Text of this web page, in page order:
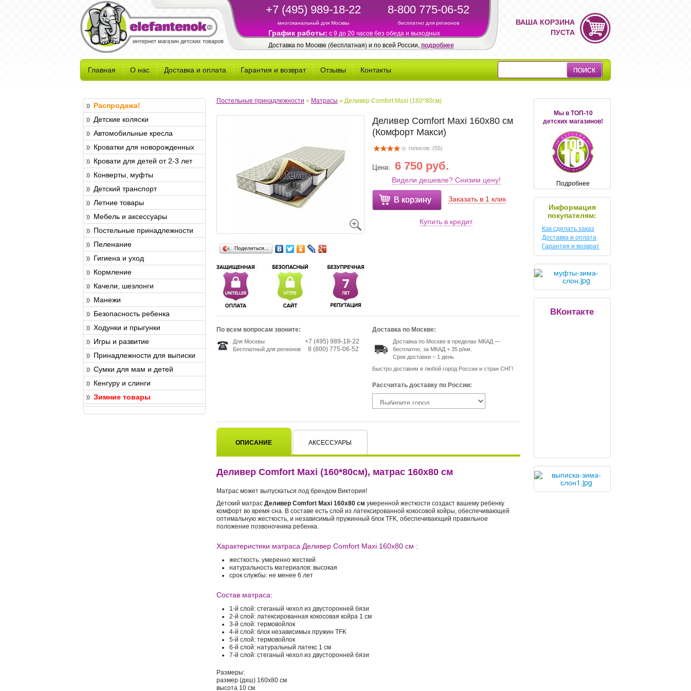
интернет магазин детских товаров
+7 (495) 989-18-22
многоканальный для Москвы
8-800 775-06-52
бесплатно для регионов
График работы: c 9 до 20 часов без обеда и выходных
Доставка по Москве (бесплатная) и по всей России, подробнее
ВАША КОРЗИНА
ПУСТА
Главная О нас Доставка и оплата Гарантия и возврат Отзывы Контакты
Распродажа!
Детские коляски
Автомобильные кресла
Кроватки для новорожденных
Кровати для детей от 2-3 лет
Конверты, муфты
Детский транспорт
Летние товары
Мебель и аксессуары
Постельные принадлежности
Пеленание
Гигиена и уход
Кормление
Качели, шезлонги
Манежи
Безопасность ребенка
Ходунки и прыгунки
Игры и развитие
Принадлежности для выписки
Сумки для мам и детей
Кенгуру и слинги
Зимние товары
Постельные принадлежности » Матрасы » Деливер Comfort Maxi (160*80см)
Поделиться…
Деливер Comfort Maxi 160x80 см
(Комфорт Макси)
голосов: (55)
Цена: 6 750 руб.
Видели дешевле? Снизим цену!
В корзину Заказать в 1 клик
Купить в кредит
По всем вопросам звоните:
Для Москвы
Бесплатный для регионов
+7 (495) 989-18-22
8 (800) 775-06-52
Доставка по Москве:
Доставка по Москве в пределах МКАД —
бесплатно, за МКАД + 35 р/км.
Срок доставки ~ 1 день
Быстро доставим в любой город России и стран СНГ!
Рассчитать доставку по России:
ОПИСАНИЕ АКСЕССУАРЫ
Деливер Comfort Maxi (160*80см), матрас 160х80 см
Матрас может выпускаться под брендом Виктория!
Детский матрас Деливер Comfort Maxi 160x80 см умеренной жесткости создаст вашему ребенку
комфорт во время сна. В составе есть слой из латексированной кокосовой койры, обеспечивающей
оптимальную жесткость, и независимый пружинный блок TFK, обеспечивающий правильное
положение позвоночника ребенка.
Характеристики матраса Деливер Comfort Maxi 160х80 см :
жесткость: умеренно жесткий
натуральность материалов: высокая
срок службы: не менее 6 лет
Состав матраса:
1-й слой: стеганый чехол из двусторонней бязи
2-й слой: латексированная кокосовая койра 1 см
3-й слой: термовойлок
4-й слой: блок независимых пружин TFK
5-й слой: термовойлок
6-й слой: натуральный латекс 1 см
7-й слой: стеганый чехол из двусторонней бязи
Размеры:
размер (дхш) 160x80 см
высота 10 см
Мы в ТОП-10
детских магазинов!
Подробнее
Информация
покупателям:
Как сделать заказ
Доставка и оплата
Гарантия и возврат
ВКонтакте